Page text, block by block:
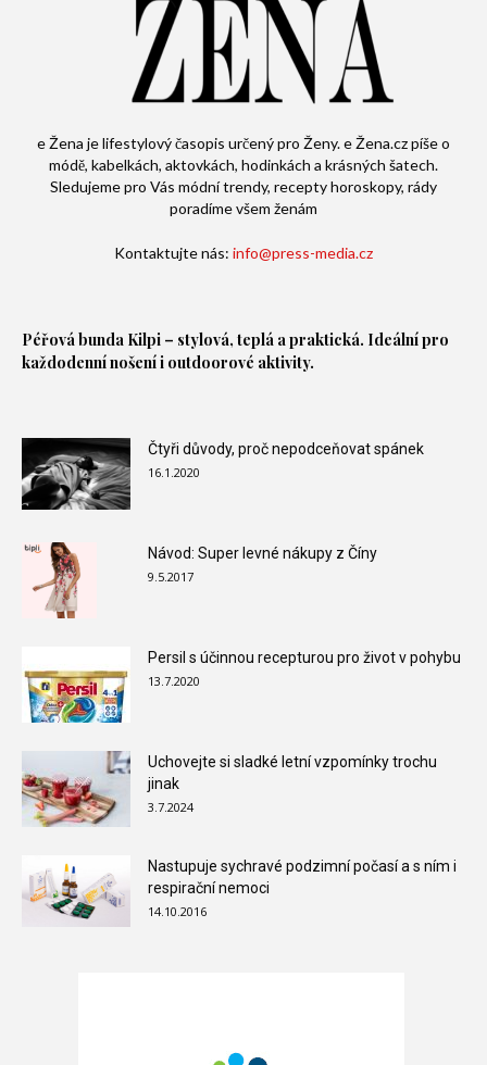
e Žena je lifestylový časopis určený pro Ženy. e Žena.cz píše o
módě, kabelkách, aktovkách, hodinkách a krásných šatech.
Sledujeme pro Vás módní trendy, recepty horoskopy, rády
poradíme všem ženám
Kontaktujte nás: info@press-media.cz
Péřová bunda Kilpi – stylová, teplá a praktická. Ideální pro
každodenní nošení i outdoorové aktivity.
Čtyři důvody, proč nepodceňovat spánek
16.1.2020
Návod: Super levné nákupy z Číny
9.5.2017
Persil s účinnou recepturou pro život v pohybu
13.7.2020
Uchovejte si sladké letní vzpomínky trochu
jinak
3.7.2024
Nastupuje sychravé podzimní počasí a s ním i
respirační nemoci
14.10.2016